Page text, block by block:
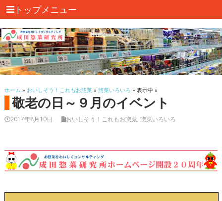
トップメニュー
ホーム » おいしそう！これもお惣菜» 惣菜いろいろ » 表示中 »
敬老の日～９月のイベント
2017年8月10日 おいしそう！これもお惣菜, 惣菜いろいろ